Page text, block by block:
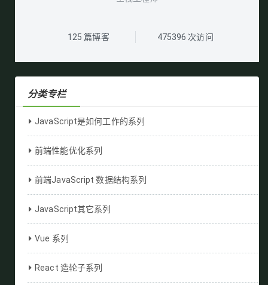
125 篇博客 475396 次访问
分类专栏
JavaScript是如何工作的系列
前端性能优化系列
前端JavaScript 数据结构系列
JavaScript其它系列
Vue 系列
React 造轮子系列